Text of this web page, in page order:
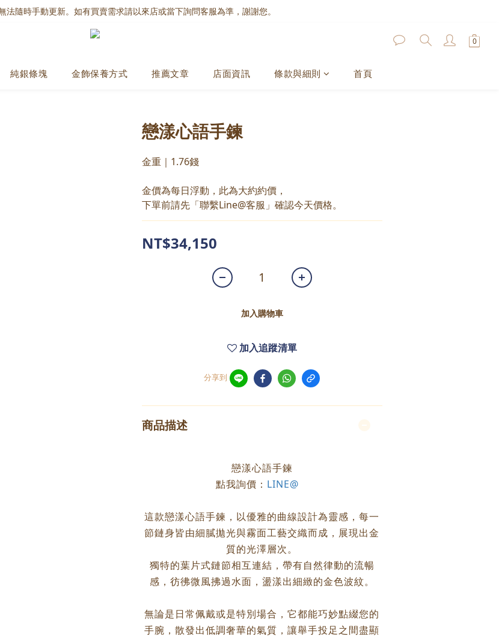
法隨時手動更新。如有買賣需求請以來店或當下詢問客服為準，謝謝您。
純銀條塊 金飾保養方式 推薦文章 店面資訊 條款與細則 首頁
戀漾心語手鍊
金重｜1.76錢
金價為每日浮動，此為大約約價，
下單前請先「聯繫Line@客服」確認今天價格。
NT$34,150
加入購物車
加入追蹤清單
分享到
商品描述
戀漾心語手鍊
點我詢價： LINE@
這款戀漾心語手鍊，以優雅的曲線設計為靈感，每一
節鏈身皆由細膩拋光與霧面工藝交織而成，展現出金
質的光澤層次。
獨特的葉片式鏈節相互連結，帶有自然律動的流暢
感，彷彿微風拂過水面，盪漾出細緻的金色波紋。
無論是日常佩戴或是特別場合，它都能巧妙點綴您的
手腕，散發出低調奢華的氣質，讓舉手投足之間盡顯